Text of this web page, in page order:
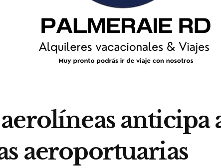
anticipa
aeroportuarias